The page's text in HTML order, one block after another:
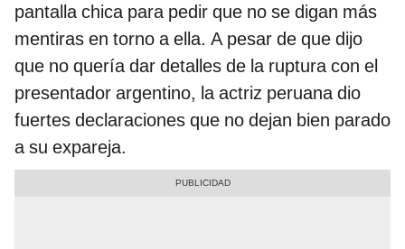
pantalla chica para pedir que no se digan más
mentiras en torno a ella. A pesar de que dijo
que no quería dar detalles de la ruptura con el
presentador argentino, la actriz peruana dio
fuertes declaraciones que no dejan bien parado
a su expareja.